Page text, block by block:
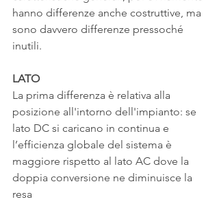
hanno differenze anche costruttive, ma
sono davvero differenze pressoché
inutili.
LATO
La prima differenza è relativa alla
posizione all'intorno dell'impianto: se
lato DC si caricano in continua e
l’efficienza globale del sistema è
maggiore rispetto al lato AC dove la
doppia conversione ne diminuisce la
resa